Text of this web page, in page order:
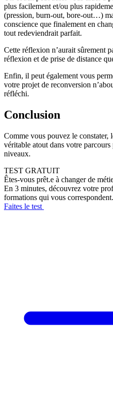
plus facilement et/ou plus
(pression, burn-out, bore-out…)
conscience que finalement en
tout redeviendrait parfait.
Cette réflexion n’aurait sûrement
réflexion et de prise de distance
Enfin, il peut également vous
votre projet de reconversion
réfléchi.
Conclusion
Comme vous pouvez le constater,
véritable atout dans votre
niveaux.
TEST GRATUIT
Êtes-vous prêt.e à changer de
En 3 minutes, découvrez votre
formations qui vous correspondent.
Faites le test